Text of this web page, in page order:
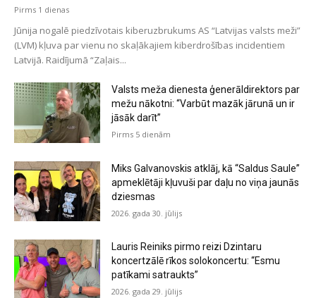
Pirms 1 dienas
Jūnija nogalē piedzīvotais kiberuzbrukums AS “Latvijas valsts meži”
(LVM) kļuva par vienu no skaļākajiem kiberdrošības incidentiem
Latvijā. Raidījumā “Zaļais...
Valsts meža dienesta ģenerāldirektors par
mežu nākotni: “Varbūt mazāk jārunā un ir
jāsāk darīt”
Pirms 5 dienām
Miks Galvanovskis atklāj, kā “Saldus Saule”
apmeklētāji kļuvuši par daļu no viņa jaunās
dziesmas
2026. gada 30. jūlijs
Lauris Reiniks pirmo reizi Dzintaru
koncertzālē rīkos solokoncertu: “Esmu
patīkami satraukts”
2026. gada 29. jūlijs